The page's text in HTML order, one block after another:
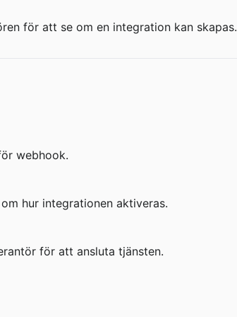
för att se om en integration kan skapas.
webhook.
hur integrationen aktiveras.
för att ansluta tjänsten.